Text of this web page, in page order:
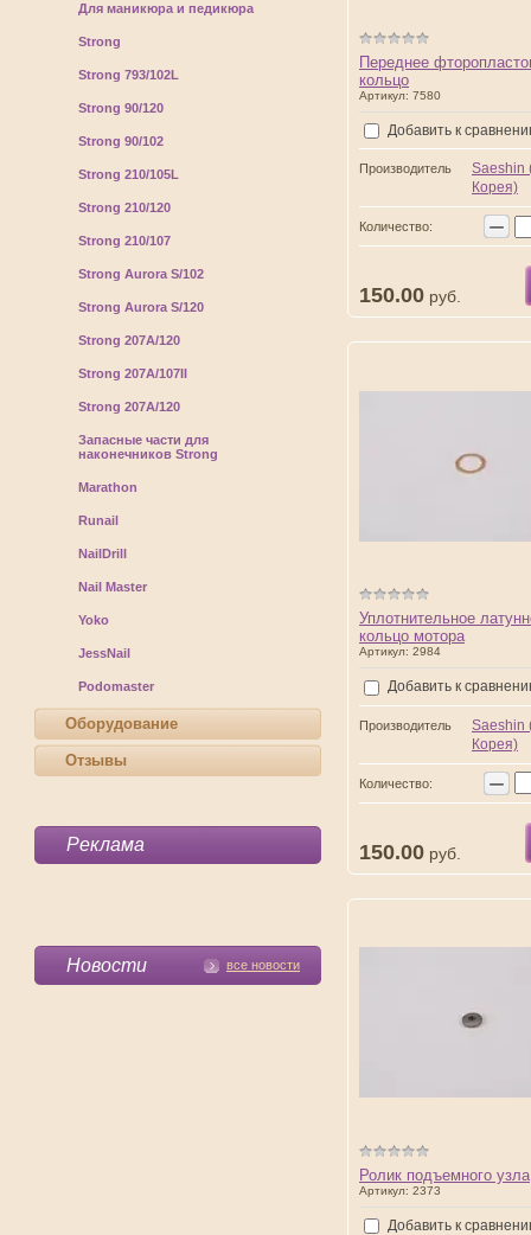
Для маникюра и педикюра
Strong
Strong 793/102L
Strong 90/120
Strong 90/102
Strong 210/105L
Strong 210/120
Strong 210/107
Strong Aurora S/102
Strong Aurora S/120
Strong 207А/120
Strong 207А/107II
Strong 207А/120
Запасные части для
наконечников Strong
Marathon
Runail
NailDrill
Nail Master
Yoko
JessNail
Podomaster
Оборудование
Отзывы
Реклама
Новости все новости
Переднее
кольцо
Артикул: 7580
Добавить к
Производитель
Корея)
Количество: −
150.00 руб.
Уплотнительное
кольцо мотора
Артикул: 2984
Добавить к
Производитель
Корея)
Количество: −
150.00 руб.
Ролик подъемного узла
Артикул: 2373
Добавить к